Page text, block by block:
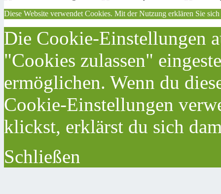
Diese Website verwendet Cookies. Mit der Nutzung erklären Sie
Die Cookie-Einstellungen
"Cookies zulassen"
ermöglichen. Wenn du
Cookie-Einstellungen
klickst, erklärst du sich
Schließen